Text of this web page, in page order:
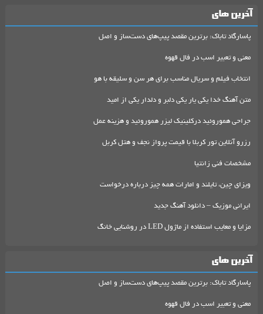
آخرین های
پاسارگاد تاباک: برترین مقصد پیپ‌های دست‌ساز و اصل
معنی و تعبیر اسب در فال قهوه
انتخاب فیلم و سریال مناسب برای هر سن و سلیقه با هو
متن آهنگ خدا یکی یار یکی دلبر و دلدار یکی از امید
جراحی هموروئید درکلینیک لیزر هموروئید و هزینه عمل
رزرو آنلاین تور کربلا با قیمت پرواز نجف و هتل کربل
مشخصات فنی زانتیا
ویزای چین، تایلند و امارات همه چیز درباره درخواست
ایرانی موزیک – دانلود آهنگ جدید
مزایا و معایب استفاده از ماژول LED در روشنایی خانگ
آخرین های
پاسارگاد تاباک: برترین مقصد پیپ‌های دست‌ساز و اصل
معنی و تعبیر اسب در فال قهوه